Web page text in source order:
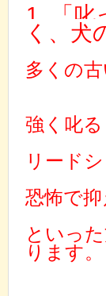
1. 「叱
く、犬
多くの
強く叱る
リード
恐怖で抑
といっ
ります。